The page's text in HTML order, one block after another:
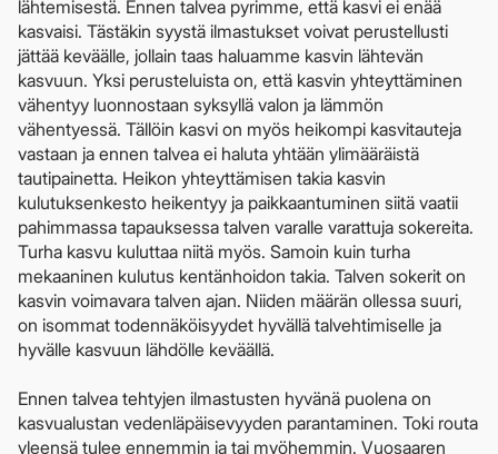
lähtemisestä. Ennen talvea pyrimme, että kasvi ei enää
kasvaisi. Tästäkin syystä ilmastukset voivat perustellusti
jättää keväälle, jollain taas haluamme kasvin lähtevän
kasvuun. Yksi perusteluista on, että kasvin yhteyttäminen
vähentyy luonnostaan syksyllä valon ja lämmön
vähentyessä. Tällöin kasvi on myös heikompi kasvitauteja
vastaan ja ennen talvea ei haluta yhtään ylimääräistä
tautipainetta. Heikon yhteyttämisen takia kasvin
kulutuksenkesto heikentyy ja paikkaantuminen siitä vaatii
pahimmassa tapauksessa talven varalle varattuja sokereita.
Turha kasvu kuluttaa niitä myös. Samoin kuin turha
mekaaninen kulutus kentänhoidon takia. Talven sokerit on
kasvin voimavara talven ajan. Niiden määrän ollessa suuri,
on isommat todennäköisyydet hyvällä talvehtimiselle ja
hyvälle kasvuun lähdölle keväällä.
Ennen talvea tehtyjen ilmastusten hyvänä puolena on
kasvualustan vedenläpäisevyyden parantaminen. Toki routa
yleensä tulee ennemmin ja tai myöhemmin. Vuosaaren